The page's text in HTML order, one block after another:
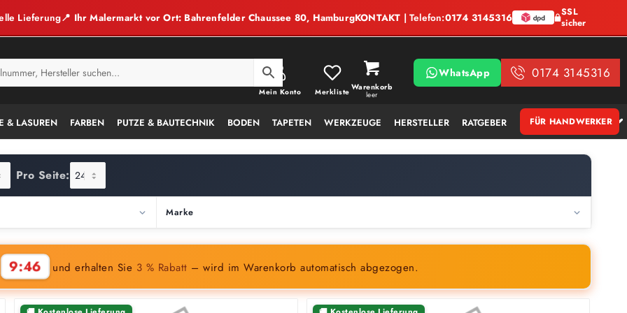
Lieferung📍 Ihr Malermarkt vor Ort: Bahrenfelder Chaussee 80, HamburgKONTAKT | Telefon:0174 3145316
SSL
sicher
Warenkorb
leer
Mein Konto Merkliste
WhatsApp 0174 3145316
& LASUREN FARBEN PUTZE & BAUTECHNIK BODEN TAPETEN WERKZEUGE HERSTELLER RATGEBER FÜR HANDWERKER
Pro Seite:
Marke
9:45 und erhalten Sie 3 % Rabatt – wird im Warenkorb automatisch abgezogen.